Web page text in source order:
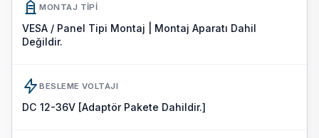
MONTAJ TIPI
VESA / Panel Tipi Montaj | Montaj Aparatı Dahil
Değildir.
BESLEME VOLTAJI
DC 12-36V [Adaptör Pakete Dahildir.]